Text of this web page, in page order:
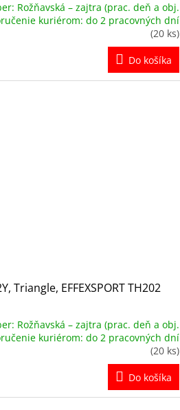
Rožňavská – zajtra (prac. deň a obj.
kuriérom: do 2 pracovných dní
(20 ks)
Do košíka
Triangle, EFFEXSPORT TH202
Rožňavská – zajtra (prac. deň a obj.
kuriérom: do 2 pracovných dní
(20 ks)
Do košíka